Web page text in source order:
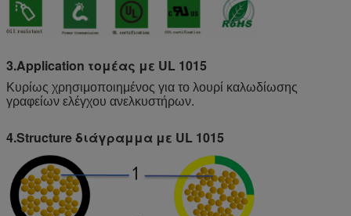
3.Application τομέας με UL 1015
Κυρίως χρησιμοποιημένος για το λουρί καλωδίωσης
γραφείων ελέγχου ανελκυστήρων.
4.Structure διάγραμμα με UL 1015